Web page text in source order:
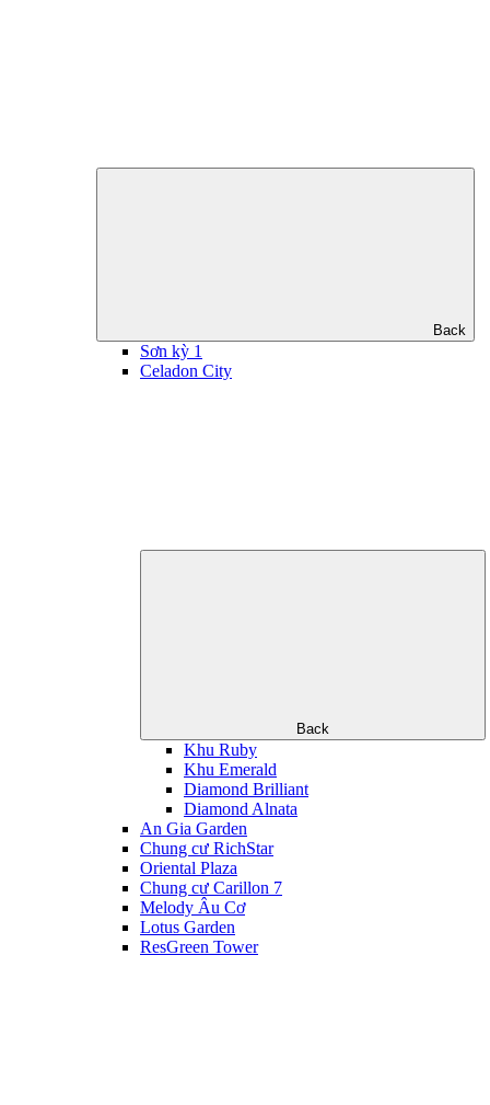
Back
Sơn kỳ 1
Celadon City
Back
Khu Ruby
Khu Emerald
Diamond Brilliant
Diamond Alnata
An Gia Garden
Chung cư RichStar
Oriental Plaza
Chung cư Carillon 7
Melody Âu Cơ
Lotus Garden
ResGreen Tower